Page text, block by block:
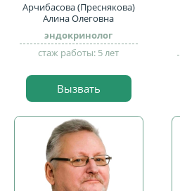
Арчибасова (Преснякова)
Алина Олеговна
эндокринолог
стаж работы: 5 лет
Вызвать